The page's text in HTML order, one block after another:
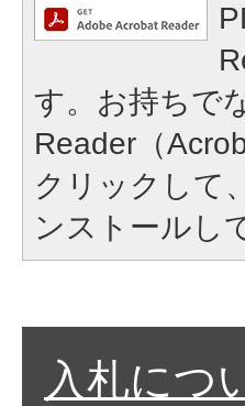
す。お持ちで
Reader（
クリックして
ンストールし
入札につ